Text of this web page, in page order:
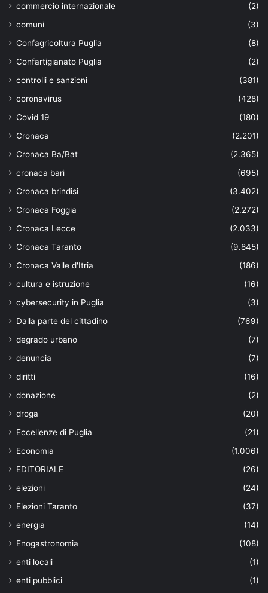
commercio internazionale
(2)
comuni
(3)
Confagricoltura Puglia
(8)
Confartigianato Puglia
(2)
controlli e sanzioni
(381)
coronavirus
(428)
Covid 19
(180)
Cronaca
(2.201)
Cronaca Ba/Bat
(2.365)
cronaca bari
(695)
Cronaca brindisi
(3.402)
Cronaca Foggia
(2.272)
Cronaca Lecce
(2.033)
Cronaca Taranto
(9.845)
Cronaca Valle d'Itria
(186)
cultura e istruzione
(16)
cybersecurity in Puglia
(3)
Dalla parte del cittadino
(769)
degrado urbano
(7)
denuncia
(7)
diritti
(16)
donazione
(2)
droga
(20)
Eccellenze di Puglia
(21)
Economia
(1.006)
EDITORIALE
(26)
elezioni
(24)
Elezioni Taranto
(37)
energia
(14)
Enogastronomia
(108)
enti locali
(1)
enti pubblici
(1)